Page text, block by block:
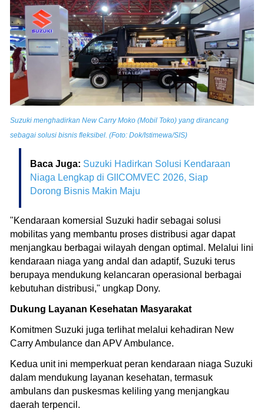
Suzuki menghadirkan New Carry Moko (Mobil Toko) yang dirancang
sebagai solusi bisnis fleksibel. (Foto: Dok/Istimewa/SIS)
Baca Juga: Suzuki Hadirkan Solusi Kendaraan
Niaga Lengkap di GIICOMVEC 2026, Siap
Dorong Bisnis Makin Maju
"Kendaraan komersial Suzuki hadir sebagai solusi
mobilitas yang membantu proses distribusi agar dapat
menjangkau berbagai wilayah dengan optimal. Melalui lini
kendaraan niaga yang andal dan adaptif, Suzuki terus
berupaya mendukung kelancaran operasional berbagai
kebutuhan distribusi," ungkap Dony.
Dukung Layanan Kesehatan Masyarakat
Komitmen Suzuki juga terlihat melalui kehadiran New
Carry Ambulance dan APV Ambulance.
Kedua unit ini memperkuat peran kendaraan niaga Suzuki
dalam mendukung layanan kesehatan, termasuk
ambulans dan puskesmas keliling yang menjangkau
daerah terpencil.